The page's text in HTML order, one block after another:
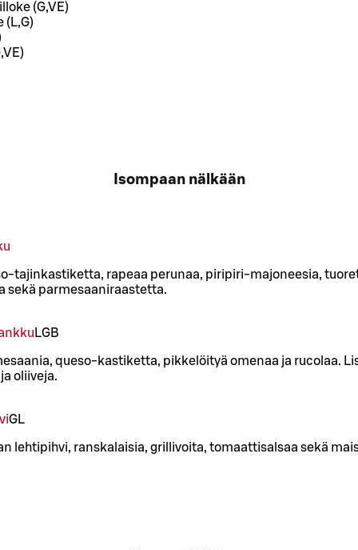
(G,VE)
(L,G)
Isompaan nälkään
tajinkastiketta, rapeaa perunaa, piripiri-majoneesia,
sekä parmesaaniraastetta.
LGB
queso-kastiketta, pikkelöityä omenaa ja rucolaa.
oliiveja.
GL
lehtipihvi, ranskalaisia, grillivoita, tomaattisalsaa sekä